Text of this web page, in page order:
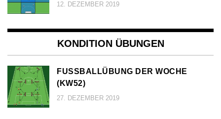
12. DEZEMBER 2019
KONDITION ÜBUNGEN
FUSSBALLÜBUNG DER WOCHE (
KW52)
27. DEZEMBER 2019